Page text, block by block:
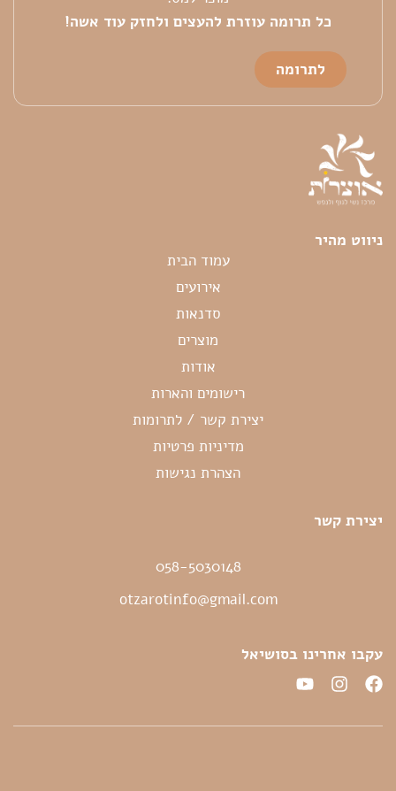
כל תרומה עוזרת להעצים ולחזק עוד אשה!
לתרומה
ניווט מהיר
עמוד הבית
אירועים
סדנאות
מוצרים
אודות
רישומים והארות
יצירת קשר / לתרומות
מדיניות פרטיות
הצהרת נגישות
יצירת קשר
058-5030148
otzarotinfo@gmail.com
עקבו אחרינו בסושיאל